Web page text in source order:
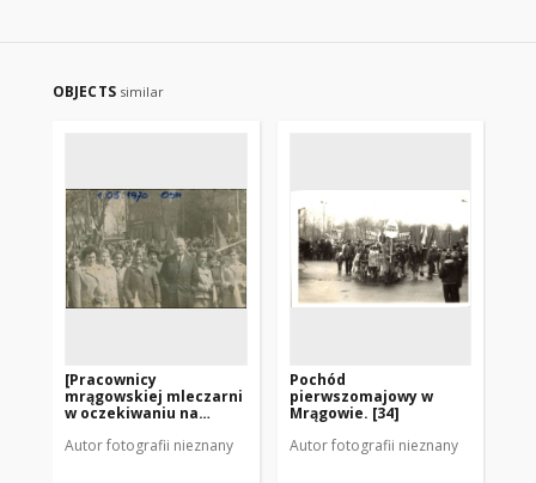
OBJECTS similar
[Pracownicy
mrągowskiej mleczarni
w oczekiwaniu na
pierwszomajowy 1980]
Autor fotografii nieznany
Pochód
pierwszomajowy w
Mrągowie. [34]
Autor fotografii nieznany